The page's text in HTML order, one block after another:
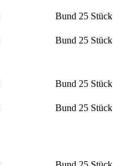
Bund 25 Stück
Bund 25 Stück
Bund 25 Stück
Bund 25 Stück